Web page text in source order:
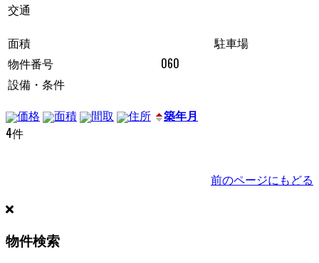
交通
面積
駐車場
物件番号
060
設備・条件
価格
面積 間取 住所
築年月
4件
前のページにもどる
物件検索